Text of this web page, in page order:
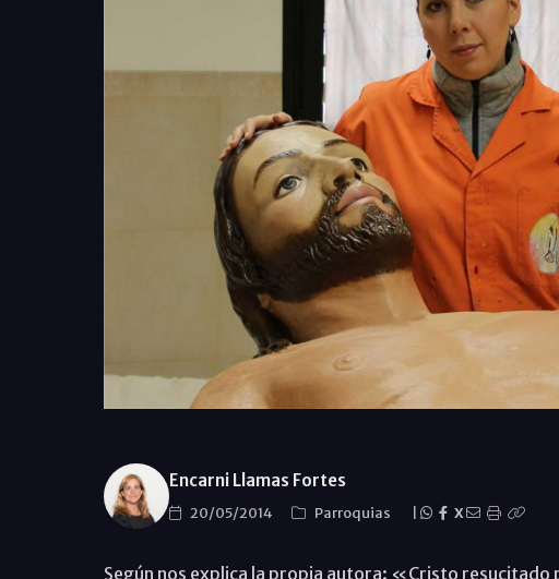
Encarni Llamas Fortes
20/05/2014 Parroquias X
Según nos explica la propia autora: «Cristo resucitado